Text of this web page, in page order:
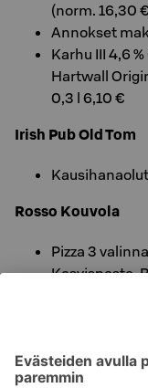
(norm. 16,30
Annokset
Karhu III 4,6
Hartwall
0,3 l 6,10 €
Irish Pub Old Tom
Rosso Kouvola
Pizza 3
Kasvispasta,
yhdellä
Coffee House